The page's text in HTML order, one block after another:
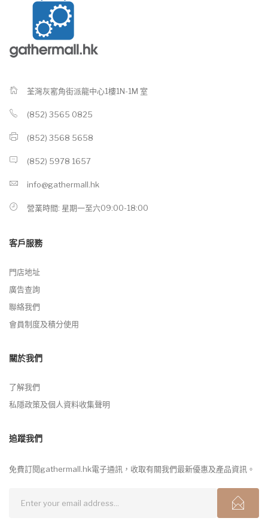
荃灣灰窰角街派龍中心1樓1N-1M 室
(852) 3565 0825
(852) 3568 5658
(852) 5978 1657
info@gathermall.hk
營業時間: 星期一至六09:00-18:00
客戶服務
門店地址
廣告查詢
聯絡我們
會員制度及積分使用
關於我們
了解我們
私隱政策及個人資料收集聲明
追蹤我們
免費訂閱gathermall.hk電子通訊，收取有關我們最新優惠及產品資訊。